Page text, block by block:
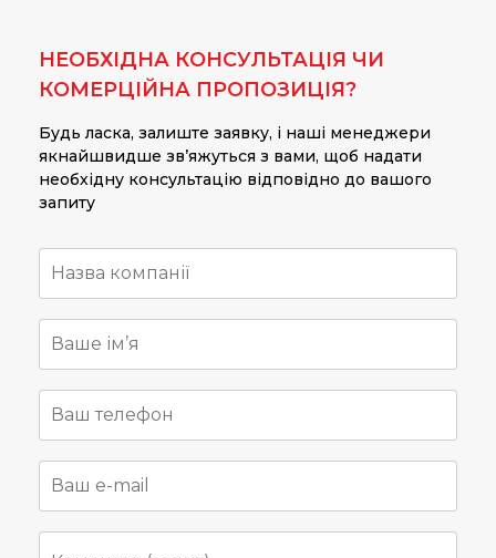
НЕОБХІДНА КОНСУЛЬТАЦІЯ ЧИ
КОМЕРЦІЙНА ПРОПОЗИЦІЯ?
Будь ласка, залиште заявку, і наші менеджери
якнайшвидше зв’яжуться з вами, щоб надати
необхідну консультацію відповідно до вашого
запиту